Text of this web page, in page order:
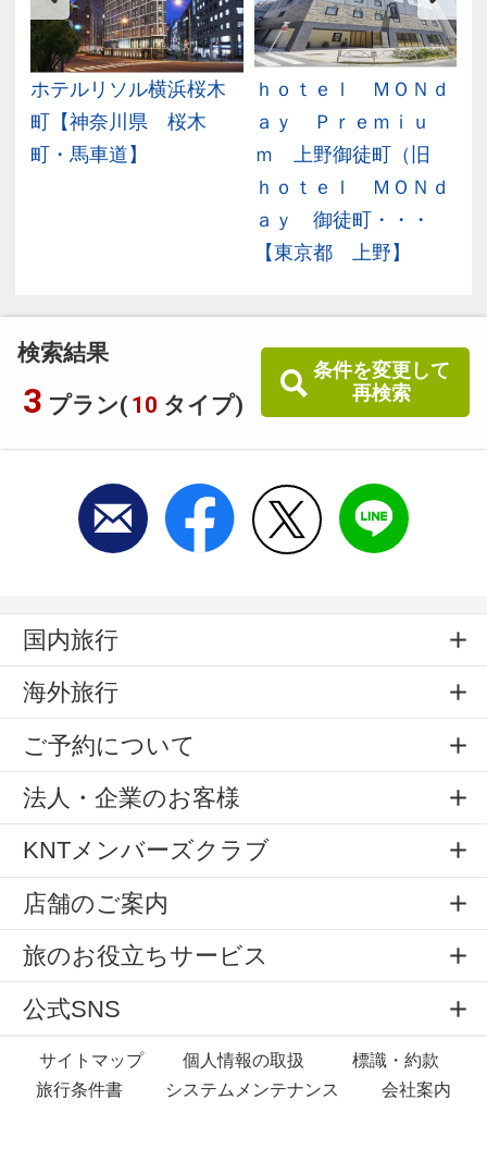
検索結果
3 プラン( 10 タイプ)
条件を変更して
再検索
ホテルリソル横浜桜木
町【神奈川県 桜木
町・馬車道】
ｈｏｔｅｌ ＭＯＮｄ
ａｙ Ｐｒｅｍｉｕ
ｍ 上野御徒町（旧
ｈｏｔｅｌ ＭＯＮｄ
ａｙ 御徒町・・・
【東京都 上野】
国内旅行
海外旅行
ご予約について
法人・企業のお客様
KNTメンバーズクラブ
店舗のご案内
旅のお役立ちサービス
公式SNS
サイトマップ 個人情報の取扱
標識・約款
旅行条件書
システムメンテナンス 会社案内